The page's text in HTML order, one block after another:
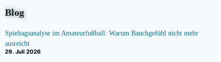
Blog
Spieltagsanalyse im Amateurfußball: Warum Bauchgefühl nicht mehr
ausreicht
29. Juli 2026